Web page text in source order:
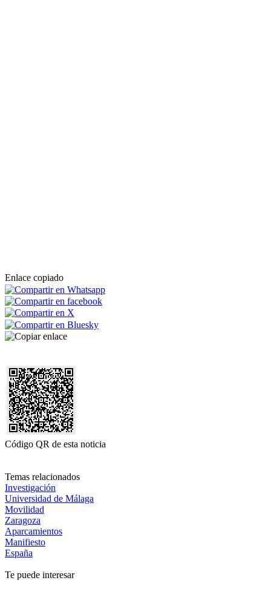
Enlace copiado
Código QR de esta noticia
Temas relacionados
Investigación
Universidad de Málaga
Movilidad
Zaragoza
Aparcamientos
Manifiesto
España
Te puede interesar